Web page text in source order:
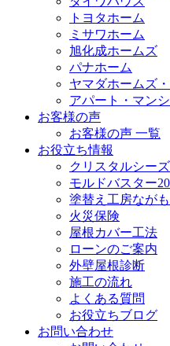
トヨタホーム
ミサワホーム
旭化成ホームズ
パナホーム
ヤマダホームズ
アパート・マン
お客様の声
お客様の声 一覧
お役立ち情報
クリスタルシー
モルドバスター
塗替え工房なが
火災保険
屋根カバー工法
ローンのご案内
外壁屋根診断
施工の流れ
よくある質問
お役立ちブログ
お問い合わせ